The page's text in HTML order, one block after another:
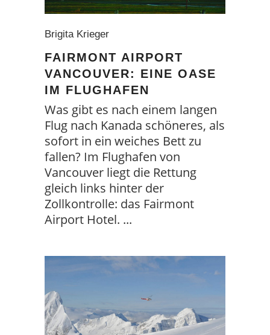
Brigita Krieger
FAIRMONT AIRPORT
VANCOUVER: EINE OASE
IM FLUGHAFEN
Was gibt es nach einem langen
Flug nach Kanada schöneres, als
sofort in ein weiches Bett zu
fallen? Im Flughafen von
Vancouver liegt die Rettung
gleich links hinter der
Zollkontrolle: das Fairmont
Airport Hotel.